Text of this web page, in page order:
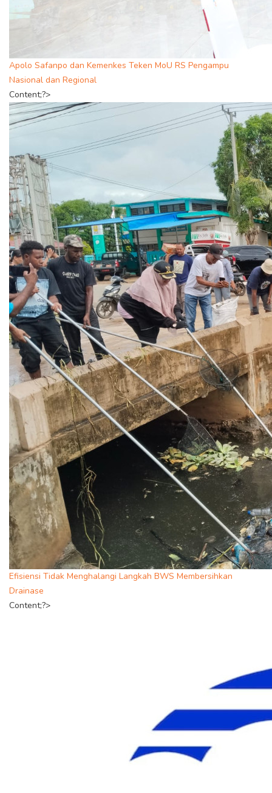
Apolo Safanpo dan Kemenkes Teken MoU RS Pengampu
Nasional dan Regional
Content;?>
Efisiensi Tidak Menghalangi Langkah BWS Membersihkan
Drainase
Content;?>